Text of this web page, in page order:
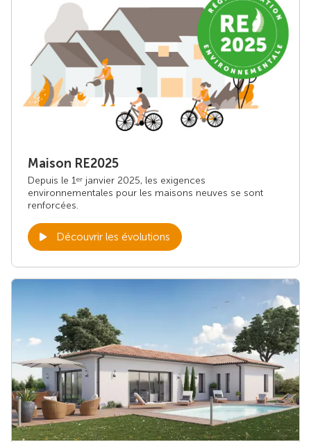
Maison RE2025
Depuis le 1er janvier 2025, les exigences
environnementales pour les maisons neuves se sont
renforcées.
Découvrir les évolutions